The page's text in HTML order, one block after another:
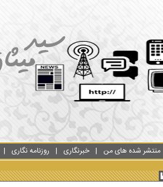
منتشر شده های من خبرنگاری روزنامه نگاری